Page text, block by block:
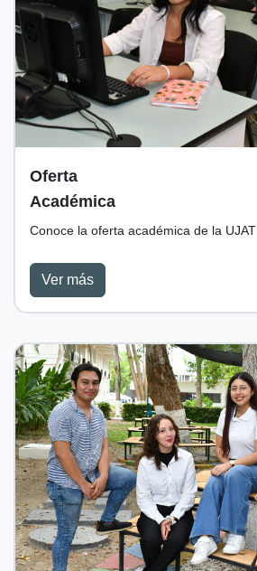
Oferta
Académica
Conoce la oferta académica de la UJAT
Ver más